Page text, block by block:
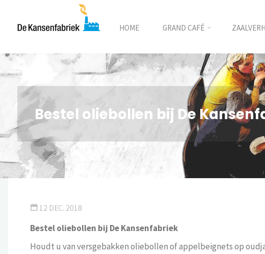
HOME GRAND CAFÉ
Bestel oliebollen bij De
12 DEC. 2018
Bestel oliebollen bij De Kansenfabriek
Houdt u van versgebakken oliebollen of appelbeignets op